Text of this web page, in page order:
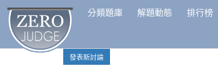
分類題庫 解題動態 排行榜
發表新討論